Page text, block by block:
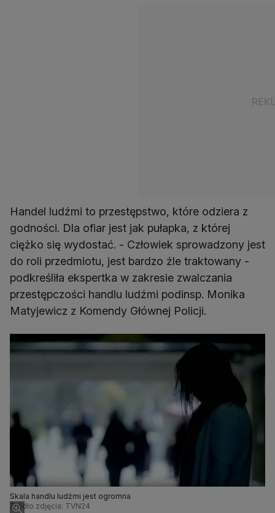
Handel ludźmi to przestępstwo, które odziera z
godności. Dla ofiar jest jak pułapka, z której
ciężko się wydostać. - Człowiek sprowadzony jest
do roli przedmiotu, jest bardzo źle traktowany -
podkreśliła ekspertka w zakresie zwalczania
przestępczości handlu ludźmi podinsp. Monika
Matyjewicz z Komendy Głównej Policji.
Skala handlu ludźmi jest ogromna
Źródło zdjęcia: TVN24